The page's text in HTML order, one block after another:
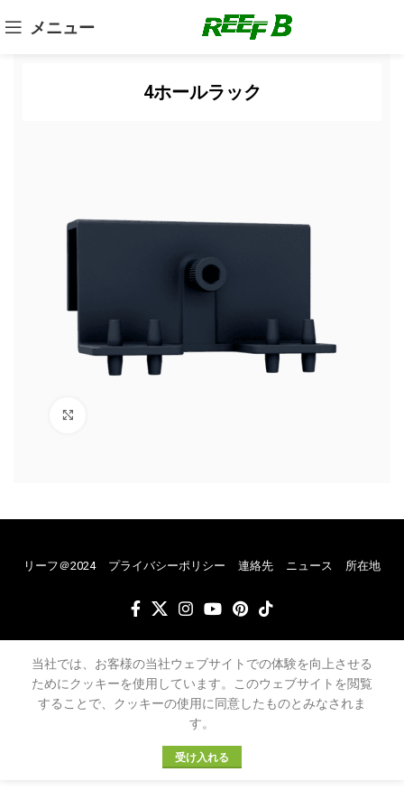
メニュー
4ホールラック
リーフ＠2024 プライバシーポリシー 連絡先 ニュース 所在地
当社では、お客様の当社ウェブサイトでの体験を向上させる
ためにクッキーを使用しています。このウェブサイトを閲覧
することで、クッキーの使用に同意したものとみなされま
す。
受け入れる